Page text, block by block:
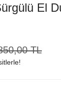
El
TL